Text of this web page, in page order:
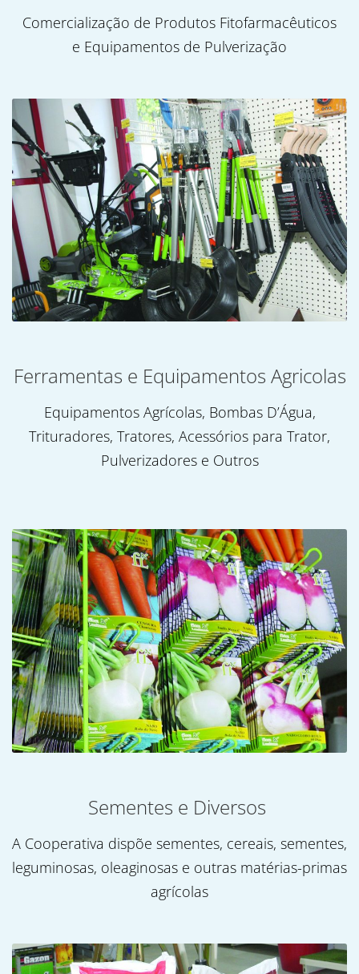
Comercialização de Produtos Fitofarmacêuticos
e Equipamentos de Pulverização
Ferramentas e Equipamentos Agricolas
Equipamentos Agrícolas, Bombas D’Água,
Trituradores, Tratores, Acessórios para Trator,
Pulverizadores e Outros
Sementes e Diversos
A Cooperativa dispõe sementes, cereais, sementes,
leguminosas, oleaginosas e outras matérias-primas
agrícolas